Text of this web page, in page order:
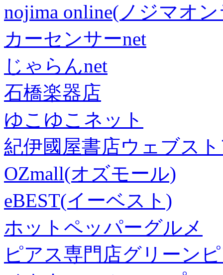
nojima online(ノジマオ
カーセンサーnet
じゃらんnet
石橋楽器店
ゆこゆこネット
紀伊國屋書店ウェブス
OZmall(オズモール)
eBEST(イーベスト)
ホットペッパーグルメ
ピアス専門店グリーン